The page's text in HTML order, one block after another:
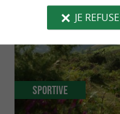
Sportive
JE REFUSE